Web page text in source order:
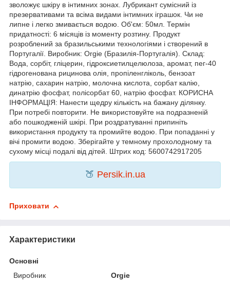
зволожує шкіру в інтимних зонах. Лубрикант сумісний із
презервативами та всіма видами інтимних іграшок. Чи не
липне і легко змивається водою. Об'єм: 50мл. Термін
придатності: 6 місяців із моменту розтину. Продукт
розроблений за бразильськими технологіями і створений в
Португалії. Виробник: Orgie (Бразилія-Португалія). Склад:
Вода, сорбіт, гліцерин, гідроксиетилцелюлоза, аромат, пег-40
гідрогенована рицинова олія, пропіленгліколь, бензоат
натрію, сахарин натрію, молочна кислота, сорбат калію,
динатрію фосфат, полісорбат 60, натрію фосфат. КОРИСНА
ІНФОРМАЦІЯ: Нанести щедру кількість на бажану ділянку.
При потребі повторити. Не використовуйте на подразненій
або пошкодженій шкірі. При роздратуванні припиніть
використання продукту та промийте водою. При попаданні у
вічі промити водою. Зберігайте у темному прохолодному та
сухому місці подалі від дітей. Штрих код: 5600742917205
🍑 Persik.in.ua
Приховати
Характеристики
Основні
Виробник
Orgie